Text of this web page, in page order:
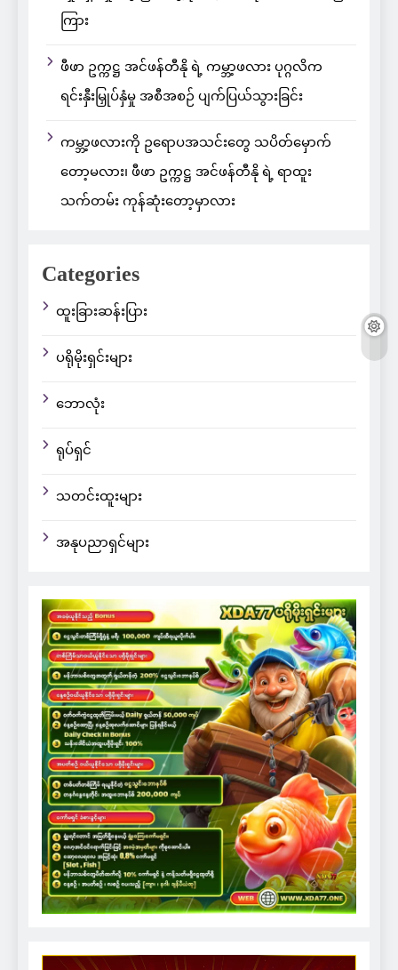
ကြား
ဖီဖာ ဥက္ကဋ္ဌ အင်ဖန်တီနို ရဲ့ ကမ္ဘာ့ဖလား ပုဂ္ဂလိက
ရင်းနှီးမြှုပ်နှံမှု အစီအစဉ် ပျက်ပြယ်သွားခြင်း
ကမ္ဘာ့ဖလားကို ဥရောပအသင်းတွေ သပိတ်မှောက်
တော့မလား၊ ဖီဖာ ဥက္ကဋ္ဌ အင်ဖန်တီနို ရဲ့ ရာထူး
သက်တမ်း ကုန်ဆုံးတော့မှာလား
Categories
ထူးခြားဆန်းပြား
ပရိုမိုးရှင်းများ
ဘောလုံး
ရုပ်ရှင်
သတင်းထူးများ
အနုပညာရှင်များ